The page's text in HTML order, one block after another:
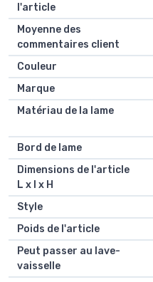
l'article
Moyenne des
commentaires client
Couleur
Marque
Matériau de la lame
Bord de lame
Dimensions de l'article
L x l x H
Style
Poids de l'article
Peut passer au lave-
vaisselle